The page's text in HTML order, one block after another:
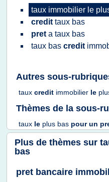
taux immobilier le
credit taux bas
pret a taux bas
taux bas credit
Autres sous-
taux credit immobilier le
Thèmes de la sous-
taux le plus bas pour un
Plus de thèmes sur
bas
pret bancaire